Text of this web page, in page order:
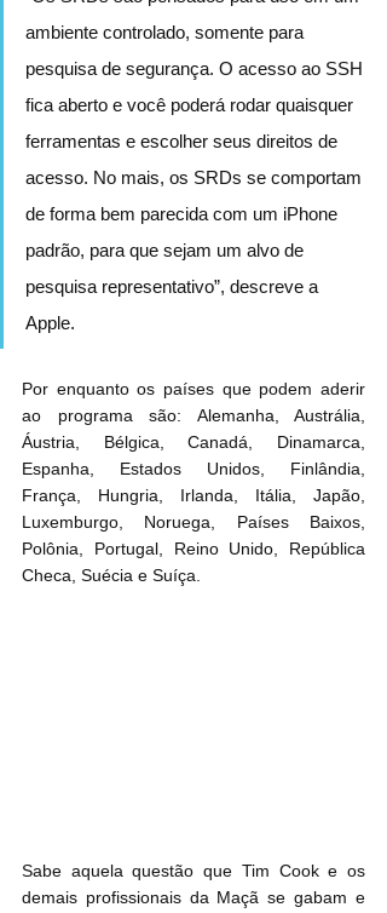
ambiente controlado, somente para
pesquisa de segurança. O acesso ao SSH
fica aberto e você poderá rodar quaisquer
ferramentas e escolher seus direitos de
acesso. No mais, os SRDs se comportam
de forma bem parecida com um iPhone
padrão, para que sejam um alvo de
pesquisa representativo”, descreve a
Apple.
Por enquanto os países que podem aderir
ao programa são: Alemanha, Austrália,
Áustria, Bélgica, Canadá, Dinamarca,
Espanha, Estados Unidos, Finlândia,
França, Hungria, Irlanda, Itália, Japão,
Luxemburgo, Noruega, Países Baixos,
Polônia, Portugal, Reino Unido, República
Checa, Suécia e Suíça.
Sabe aquela questão que Tim Cook e os
demais profissionais da Maçã se gabam e